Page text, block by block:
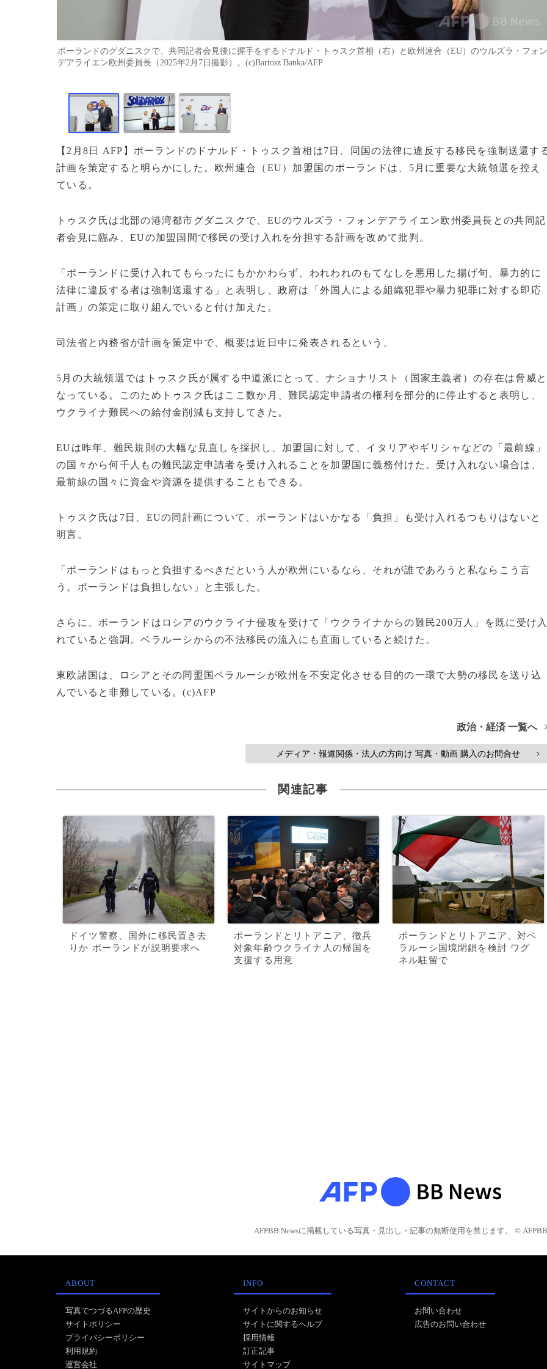
ポーランドのグダニスクで、共同記者会見後に握手をするドナルド・トゥスク首相（右）と欧州連合（EU）のウルズラ・フォン
デアライエン欧州委員長（2025年2月7日撮影）。(c)Bartosz Banka/AFP
【2月8日 AFP】ポーランドのドナルド・トゥスク首相は7日、同国の法律に違反する移民を強制送還す
計画を策定すると明らかにした。欧州連合（EU）加盟国のポーランドは、5月に重要な大統領選を控え
ている。
トゥスク氏は北部の港湾都市グダニスクで、EUのウルズラ・フォンデアライエン欧州委員長との共同記
者会見に臨み、EUの加盟国間で移民の受け入れを分担する計画を改めて批判。
「ポーランドに受け入れてもらったにもかかわらず、われわれのもてなしを悪用した揚げ句、暴力的に
法律に違反する者は強制送還する」と表明し、政府は「外国人による組織犯罪や暴力犯罪に対する即応
計画」の策定に取り組んでいると付け加えた。
司法省と内務省が計画を策定中で、概要は近日中に発表されるという。
5月の大統領選ではトゥスク氏が属する中道派にとって、ナショナリスト（国家主義者）の存在は脅威と
なっている。このためトゥスク氏はここ数か月、難民認定申請者の権利を部分的に停止すると表明し、
ウクライナ難民への給付金削減も支持してきた。
EUは昨年、難民規則の大幅な見直しを採択し、加盟国に対して、イタリアやギリシャなどの「最前線」
の国々から何千人もの難民認定申請者を受け入れることを加盟国に義務付けた。受け入れない場合は、
最前線の国々に資金や資源を提供することもできる。
トゥスク氏は7日、EUの同計画について、ポーランドはいかなる「負担」も受け入れるつもりはないと
明言。
「ポーランドはもっと負担するべきだという人が欧州にいるなら、それが誰であろうと私ならこう言
う。ポーランドは負担しない」と主張した。
さらに、ポーランドはロシアのウクライナ侵攻を受けて「ウクライナからの難民200万人」を既に受け
れていると強調。ベラルーシからの不法移民の流入にも直面していると続けた。
東欧諸国は、ロシアとその同盟国ベラルーシが欧州を不安定化させる目的の一環で大勢の移民を送り込
んでいると非難している。(c)AFP
政治・経済 一覧へ
メディア・報道関係・法人の方向け 写真・動画 購入のお問合せ >
関連記事
ドイツ警察、国外に移民置き去
りか ポーランドが説明要求へ
ポーランドとリトアニア、徴兵
対象年齢ウクライナ人の帰国を
支援する用意
ポーランドとリトアニア、対ベ
ラルーシ国境閉鎖を検討 ワグ
ネル駐留で
AFPBB Newsに掲載している写真・見出し・記事の無断使用を禁じます。 © AFPBB
ABOUT
写真でつづるAFPの歴史
サイトポリシー
プライバシーポリシー
利用規約
運営会社
INFO
サイトからのお知らせ
サイトに関するヘルプ
採用情報
訂正記事
サイトマップ
CONTACT
お問い合わせ
広告のお問い合わせ